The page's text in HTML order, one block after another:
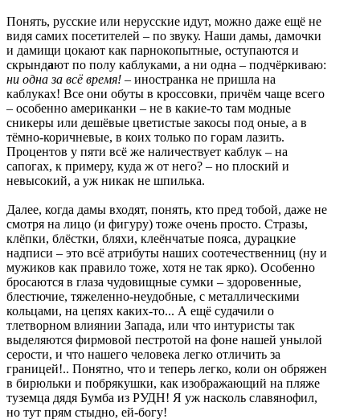
Понять, русские или нерусские идут, можно даже ещё не
видя самих посетителей – по звуку. Наши дамы, дамочки
и дамищи цокают как парнокопытные, оступаются и
скрындают по полу каблуками, а ни одна – подчёркиваю:
ни одна за всё время! – иностранка не пришла на
каблуках! Все они обуты в кроссовки, причём чаще всего
– особенно американки – не в какие-то там модные
сникеры или дешёвые цветистые закосы под оные, а в
тёмно-коричневые, в коих только по горам лазить.
Процентов у пяти всё же наличествует каблук – на
сапогах, к примеру, куда ж от него? – но плоский и
невысокий, а уж никак не шпилька.
Далее, когда дамы входят, понять, кто пред тобой, даже не
смотря на лицо (и фигуру) тоже очень просто. Стразы,
клёпки, блёстки, бляхи, клеёнчатые пояса, дурацкие
надписи – это всё атрибуты наших соотечественниц (ну и
мужиков как правило тоже, хотя не так ярко). Особенно
бросаются в глаза чудовищные сумки – здоровенные,
блестючие, тяжеленно-неудобные, с металлическими
кольцами, на цепях каких-то... А ещё судачили о
тлетворном влиянии Запада, или что интуристы так
выделяются фирмовой пестротой на фоне нашей унылой
серости, и что нашего человека легко отличить за
границей!.. Понятно, что и теперь легко, коли он обряжен
в бирюльки и побрякушки, как изображающий на пляже
туземца дядя Бумба из РУДН! Я уж насколь славянофил,
но тут прям стыдно, ей-богу!